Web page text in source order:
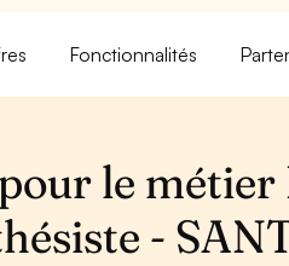
Fonctionnalités
pour le
-